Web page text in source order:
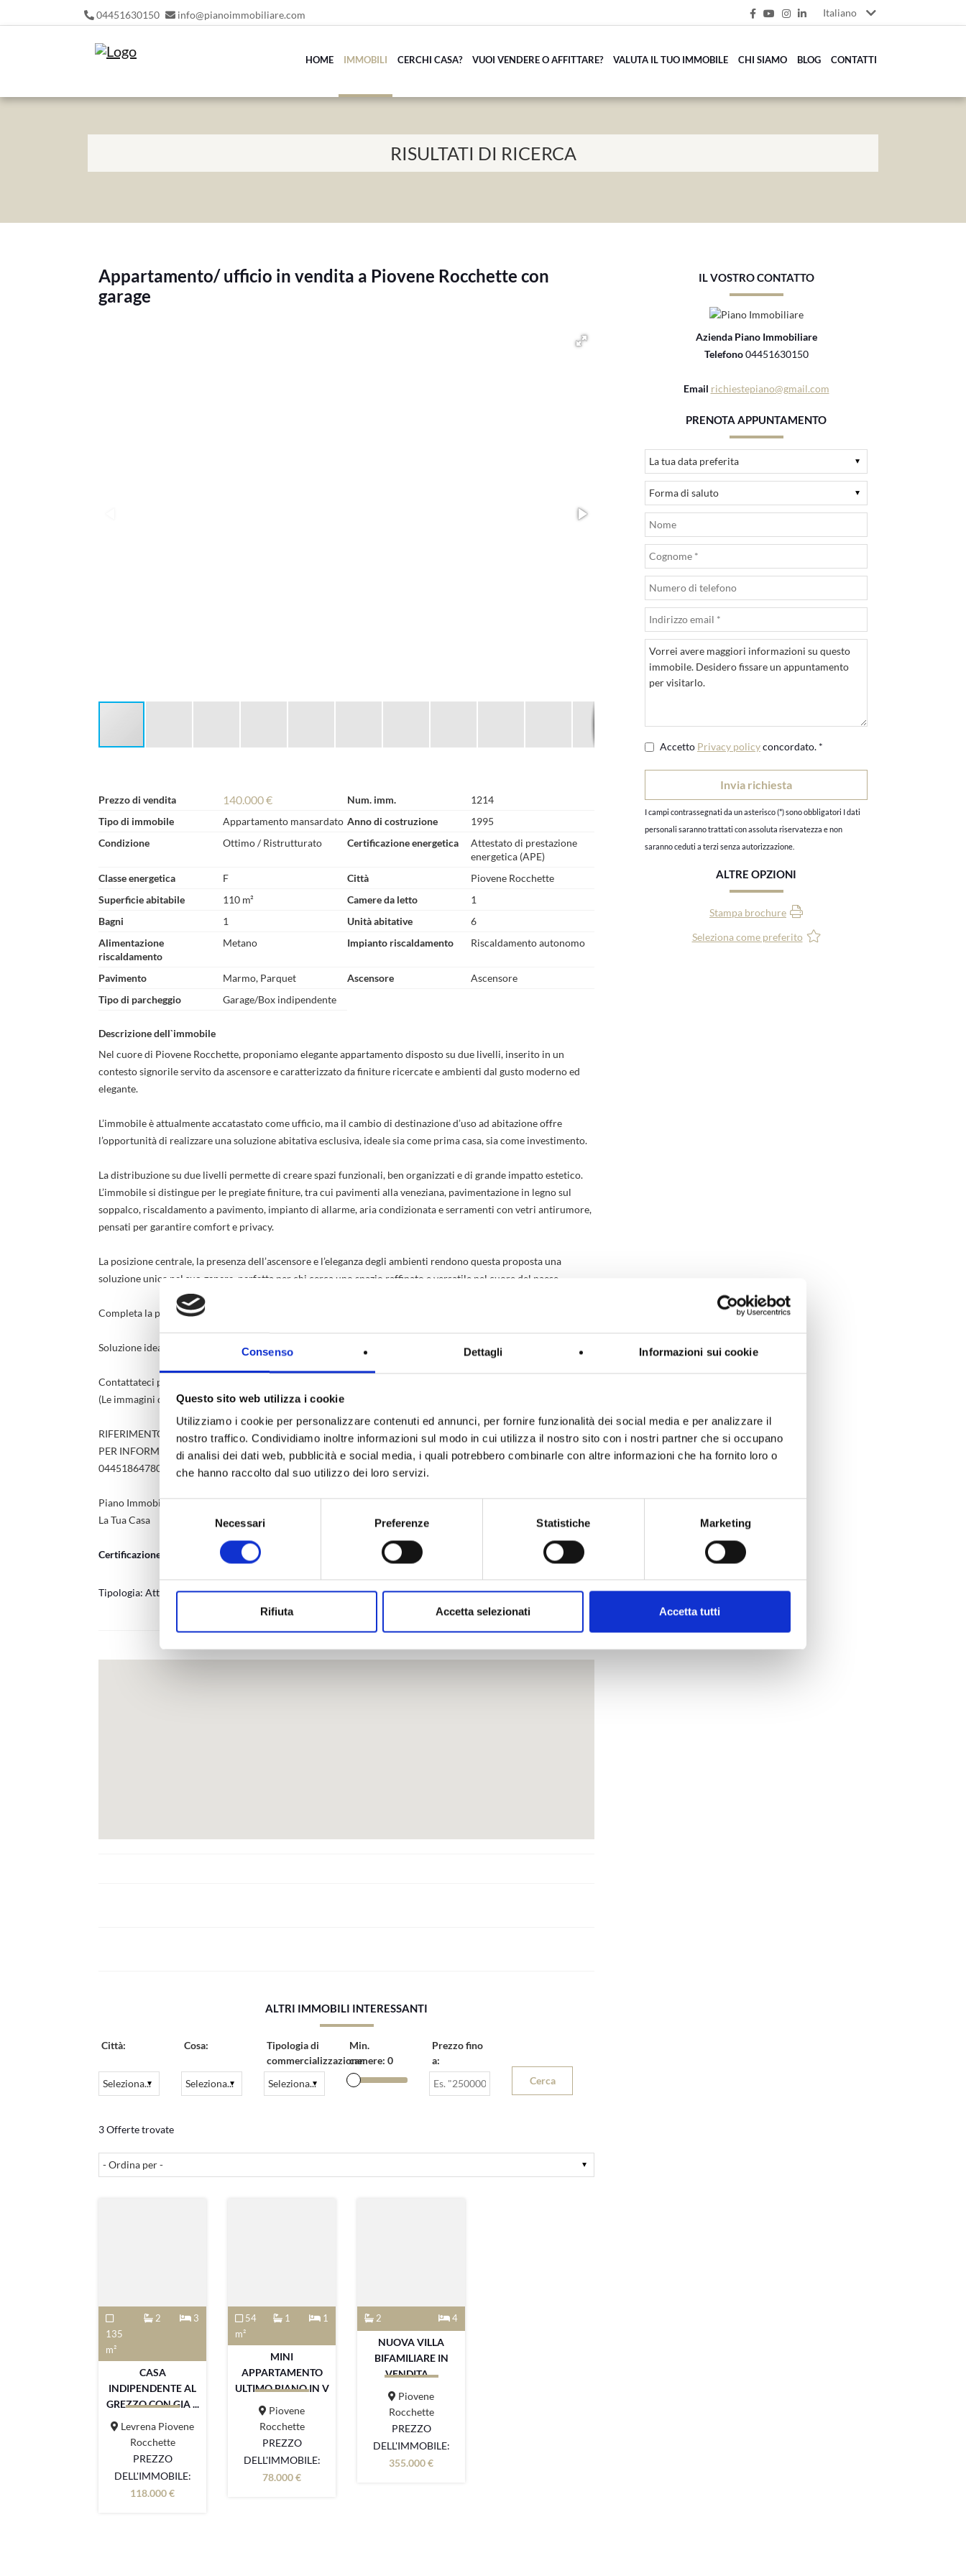
Consenso Dettagli Informazioni sui cookie
Questo sito web utilizza i cookie
Utilizziamo i cookie per personalizzare contenuti ed annunci, per fornire funzionalità dei social media e per analizzare il
nostro traffico. Condividiamo inoltre informazioni sul modo in cui utilizza il nostro sito con i nostri partner che si occupano
di analisi dei dati web, pubblicità e social media, i quali potrebbero combinarle con altre informazioni che ha fornito loro o
che hanno raccolto dal suo utilizzo dei loro servizi.
Selezione
Necessari Preferenze Statistiche Marketing
Rifiuta Accetta selezionati Accetta tutti
04451630150 info@pianoimmobiliare.com Italiano
HOME IMMOBILI CERCHI CASA? VUOI VENDERE O AFFITTARE? VALUTA IL TUO IMMOBILE CHI SIAMO BLOG CONTATTI
RISULTATI DI RICERCA
Appartamento/ ufficio in vendita a Piovene Rocchette con
garage
Prezzo di vendita 140.000 € Num. imm.
1214
Tipo di immobile
Appartamento mansardato Anno di costruzione
1995
Condizione
Ottimo / Ristrutturato Certificazione energetica
Attestato di prestazione
energetica (APE)
Classe energetica
F Città
Piovene Rocchette
Superficie abitabile
110 m² Camere da letto
1
Bagni
1 Unità abitative
6
Alimentazione
riscaldamento
Metano Impianto riscaldamento Riscaldamento autonomo
Pavimento Marmo, Parquet Ascensore
Ascensore
Tipo di parcheggio
Garage/Box indipendente
Descrizione dell`immobile
Nel cuore di Piovene Rocchette, proponiamo elegante appartamento disposto su due livelli, inserito in un
contesto signorile servito da ascensore e caratterizzato da finiture ricercate e ambienti dal gusto moderno ed
elegante.
L’immobile è attualmente accatastato come ufficio, ma il cambio di destinazione d’uso ad abitazione offre
l’opportunità di realizzare una soluzione abitativa esclusiva, ideale sia come prima casa, sia come investimento.
La distribuzione su due livelli permette di creare spazi funzionali, ben organizzati e di grande impatto estetico.
L’immobile si distingue per le pregiate finiture, tra cui pavimenti alla veneziana, pavimentazione in legno sul
soppalco, riscaldamento a pavimento, impianto di allarme, aria condizionata e serramenti con vetri antirumore,
pensati per garantire comfort e privacy.
La posizione centrale, la presenza dell’ascensore e l’eleganza degli ambienti rendono questa proposta una
soluzione unica nel suo genere, perfetta per chi cerca uno spazio raffinato e versatile nel cuore del paese.
Completa la proprietà un posto auto coperto.
Soluzione ideale per investimento o per chi cerca un’abitazione moderna, elegante e comoda a tutti i servizi.
Contattateci per maggiori informazioni o per prenotare una visita.
(Le immagini dell'arredo sono solo a scopo illustrativo)
RIFERIMENTO ANNUNCIO: 1214
PER INFORMAZIONI CHIAMA: 0445 1630150 (oppure contattaci subito su WhatsApp al numero
04451864780, indicando il riferimento dell’annuncio).
Piano Immobiliare
La Tua Casa
Certificazione energetica
Tipologia: Attestato di prestazione energetica (APE)
ALTRI IMMOBILI INTERESSANTI
Città: Cosa:
Tipologia di
commercializzazione:
Min.
camere: 0
Prezzo fino
a:
3 Offerte trovate
135
m²
2 3
CASA
INDIPENDENTE AL
GREZZO CON GIA ...
Levrena Piovene
Rocchette
PREZZO
DELL'IMMOBILE:
118.000 €
54
m²
1 1
MINI
APPARTAMENTO
ULTIMO PIANO IN V
Piovene
Rocchette
PREZZO
DELL'IMMOBILE:
78.000 €
2 4
NUOVA VILLA
BIFAMILIARE IN
VENDITA ...
Piovene
Rocchette
PREZZO
DELL'IMMOBILE:
355.000 €
IL VOSTRO CONTATTO
Azienda Piano Immobiliare
Telefono 04451630150
Email richiestepiano@gmail.com
PRENOTA APPUNTAMENTO
Accetto Privacy policyconcordato. *
I campi contrassegnati da un asterisco (*) sono obbligatori I dati
personali saranno trattati con assoluta riservatezza e non
saranno ceduti a terzi senza autorizzazione.
ALTRE OPZIONI
Stampa brochure
Seleziona come preferito